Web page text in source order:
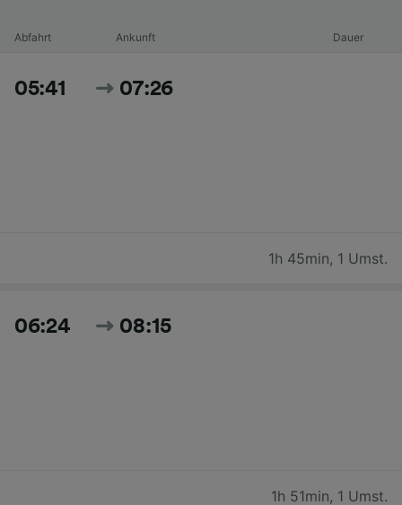
Abfahrt Ankunft Dauer
05:41 07:26
1h 45min, 1 Umst.
06:24 08:15
1h 51min, 1 Umst.